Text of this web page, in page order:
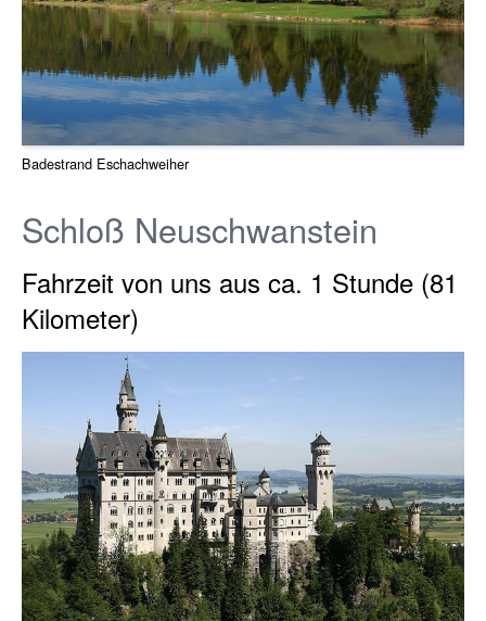
Badestrand Eschachweiher
Schloß Neuschwanstein
Fahrzeit von uns aus ca. 1 Stunde (81
Kilometer)